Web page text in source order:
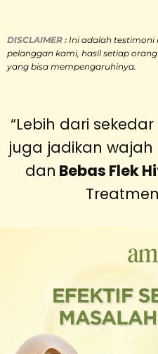
DISCLAIMER : Ini adalah testimoni
pelanggan kami, hasil setiap
yang bisa mempengaruhinya.
“Lebih dari sekedar
juga jadikan wajah
dan Bebas Flek